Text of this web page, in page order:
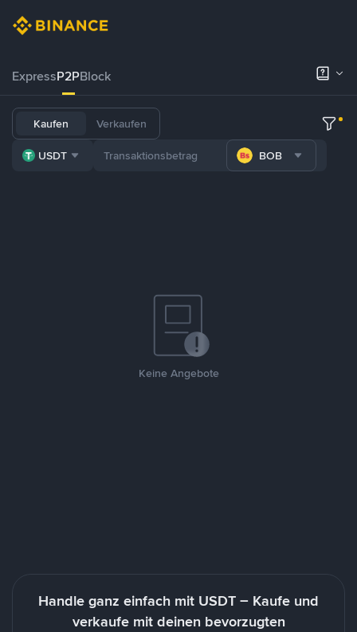
ExpressP2PBlock
Kaufen Verkaufen
USDT BOB
Keine Angebote
Handle ganz einfach mit USDT – Kaufe und
verkaufe mit deinen bevorzugten